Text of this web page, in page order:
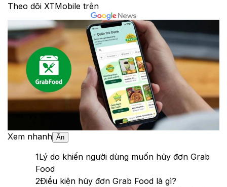
Theo dõi XTMobile trên
Xem nhanh Ẩn
1Lý do khiến người dùng muốn hủy đơn Grab
Food
2Điều kiện hủy đơn Grab Food là gì?